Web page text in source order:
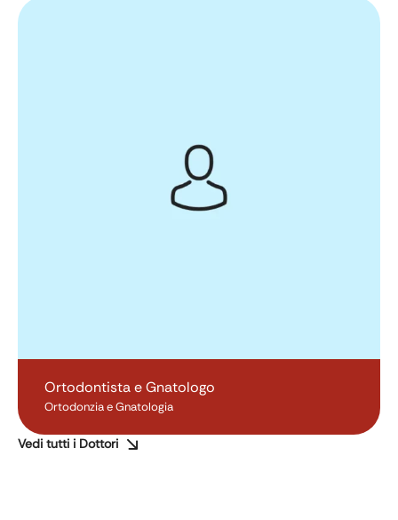
Ortodontista e Gnatologo
Ortodonzia e Gnatologia
Vedi tutti i Dottori